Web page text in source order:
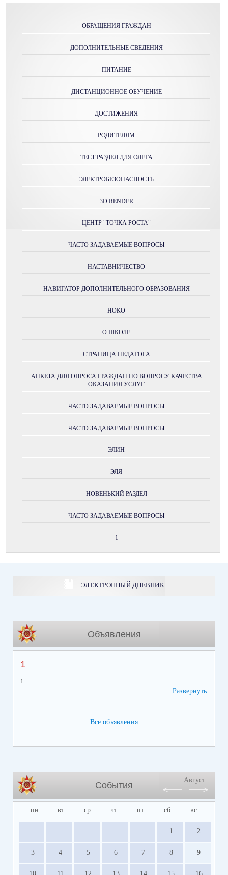
ОБРАЩЕНИЯ ГРАЖДАН
ДОПОЛНИТЕЛЬНЫЕ СВЕДЕНИЯ
ПИТАНИЕ
ДИСТАНЦИОННОЕ ОБУЧЕНИЕ
ДОСТИЖЕНИЯ
РОДИТЕЛЯМ
ТЕСТ РАЗДЕЛ ДЛЯ ОЛЕГА
ЭЛЕКТРОБЕЗОПАСНОСТЬ
3D RENDER
ЦЕНТР "ТОЧКА РОСТА"
ЧАСТО ЗАДАВАЕМЫЕ ВОПРОСЫ
НАСТАВНИЧЕСТВО
НАВИГАТОР ДОПОЛНИТЕЛЬНОГО ОБРАЗОВАНИЯ
НОКО
О ШКОЛЕ
СТРАНИЦА ПЕДАГОГА
АНКЕТА ДЛЯ ОПРОСА ГРАЖДАН ПО ВОПРОСУ КАЧЕСТВА
ОКАЗАНИЯ УСЛУГ
ЧАСТО ЗАДАВАЕМЫЕ ВОПРОСЫ
ЧАСТО ЗАДАВАЕМЫЕ ВОПРОСЫ
ЭЛИН
ЭЛЯ
НОВЕНЬКИЙ РАЗДЕЛ
ЧАСТО ЗАДАВАЕМЫЕ ВОПРОСЫ
1
ЭЛЕКТРОННЫЙ ДНЕВНИК
Объявления
1
1
Развернуть
Все объявления
События
Август
пн вт ср чт пт сб вс
1 2
3 4 5 6 7 8 9